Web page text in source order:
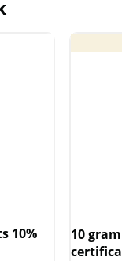
Als u meer
of slabs wilt
.
de marge die wij
hierdoor door
De prijs op de
10%
10